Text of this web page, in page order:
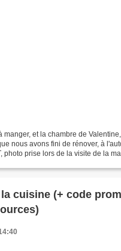
manger, et la chambre de
nous avons fini de rénover, à
photo prise lors de la visite de la
cuisine (+ code